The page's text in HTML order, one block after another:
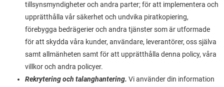
tillsynsmyndigheter och andra parter; för att implementera och
upprätthålla vår säkerhet och undvika piratkopiering,
förebygga bedrägerier och andra tjänster som är utformade
för att skydda våra kunder, användare, leverantörer, oss själva
samt allmänheten samt för att upprätthålla denna policy, våra
villkor och andra policyer.
Rekrytering och talanghantering. Vi använder din information